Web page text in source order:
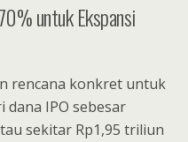
untuk Ekspansi
rencana konkret untuk
dana IPO sebesar
sekitar Rp1,95 triliun